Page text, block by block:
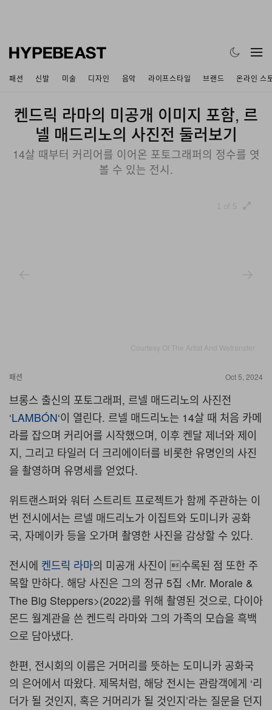
패션 신발 미술 디자인 음악 라이프스타일 브랜드 온라인 스
켄드릭 라마의 미공개 이미지 포함, 르
넬 매드리노의 사진전 둘러보기
14살 때부터 커리어를 이어온 포토그래퍼의 정수를 엿
볼 수 있는 전시.
패션 Oct 5, 2024
브롱스 출신의 포토그래퍼, 르넬 매드리노의 사진전
‘LAMBÓN‘이 열린다. 르넬 매드리노는 14살 때 처음 카메
라를 잡으며 커리어를 시작했으며, 이후 켄달 제너와 제이
지, 그리고 타일러 더 크리에이터를 비롯한 유명인의 사진
을 촬영하며 유명세를 얻었다.
위트랜스퍼와 워터 스트리트 프로젝트가 함께 주관하는 이
번 전시에서는 르넬 매드리노가 이집트와 도미니카 공화
국, 자메이카 등을 오가며 촬영한 사진을 감상할 수 있다.
전시에 켄드릭 라마의 미공개 사진이 수록된 점 또한 주
목할 만하다. 해당 사진은 그의 정규 5집 <Mr. Morale &
The Big Steppers>(2022)를 위해 촬영된 것으로, 다이아
몬드 월계관을 쓴 켄드릭 라마와 그의 가족의 모습을 흑백
으로 담아냈다.
한편, 전시회의 이름은 거머리를 뜻하는 도미니카 공화국
의 은어에서 따왔다. 제목처럼, 해당 전시는 관람객에게 ‘리
더가 될 것인지, 혹은 거머리가 될 것인지’라는 질문을 던지